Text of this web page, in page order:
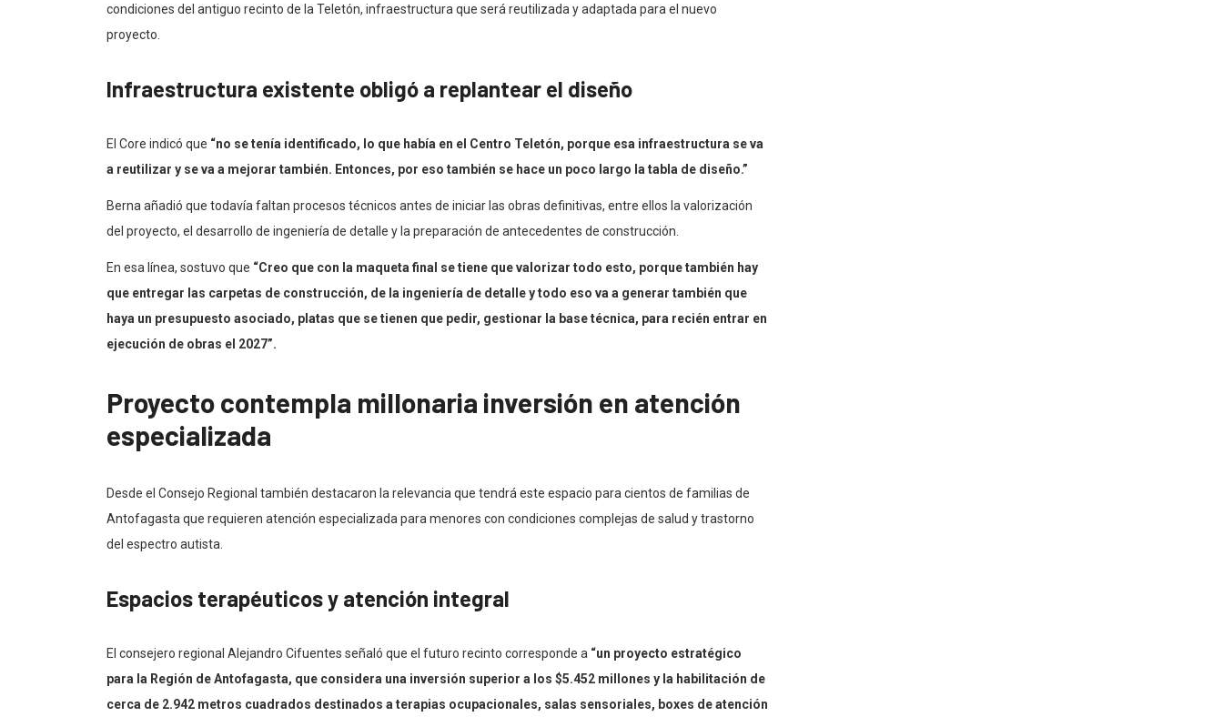
condiciones del antiguo recinto de la Teletón, infraestructura que será reutilizada y adaptada para el nuevo
proyecto.
Infraestructura existente obligó a replantear el diseño
El Core indicó que “no se tenía identificado, lo que había en el Centro Teletón, porque esa infraestructura se va
a reutilizar y se va a mejorar también. Entonces, por eso también se hace un poco largo la tabla de diseño.”
Berna añadió que todavía faltan procesos técnicos antes de iniciar las obras definitivas, entre ellos la valorización
del proyecto, el desarrollo de ingeniería de detalle y la preparación de antecedentes de construcción.
En esa línea, sostuvo que “Creo que con la maqueta final se tiene que valorizar todo esto, porque también hay
que entregar las carpetas de construcción, de la ingeniería de detalle y todo eso va a generar también que
haya un presupuesto asociado, platas que se tienen que pedir, gestionar la base técnica, para recién entrar en
ejecución de obras el 2027”.
Proyecto contempla millonaria inversión en atención
especializada
Desde el Consejo Regional también destacaron la relevancia que tendrá este espacio para cientos de familias de
Antofagasta que requieren atención especializada para menores con condiciones complejas de salud y trastorno
del espectro autista.
Espacios terapéuticos y atención integral
El consejero regional Alejandro Cifuentes señaló que el futuro recinto corresponde a “un proyecto estratégico
para la Región de Antofagasta, que considera una inversión superior a los $5.452 millones y la habilitación de
cerca de 2.942 metros cuadrados destinados a terapias ocupacionales, salas sensoriales, boxes de atención